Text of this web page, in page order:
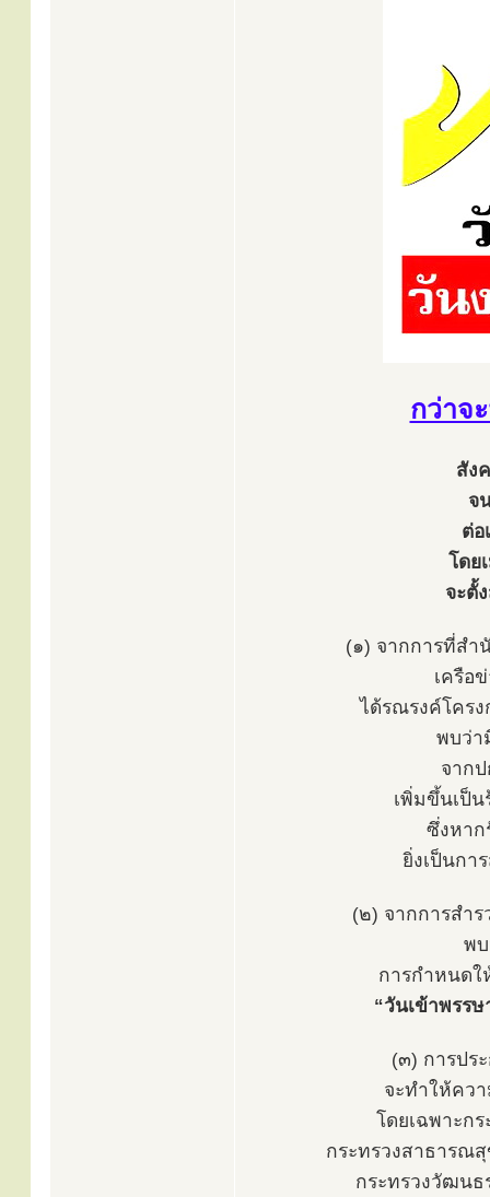
กว่าจ
สัง
จ
ต่อ
โดย
จะตั้
(๑) จากการที่สำ
เครือ
ได้รณรงค์โคร
พบว่า
จาก
เพิ่มขึ้นเป็
ซึ่งหาก
ยิ่งเป็นกา
(๒) จากการสำ
พ
การกำหนดใ
“วันเข้าพรรษ
(๓) การปร
จะทำให้คว
โดยเฉพาะก
กระทรวงสาธารณ
กระทรวงวัฒน